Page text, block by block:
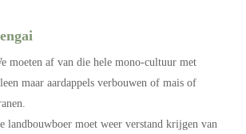
moeten af van die hele mono-cultuur met
maar aardappels verbouwen of mais of
landbouwboer moet weer verstand krijgen van